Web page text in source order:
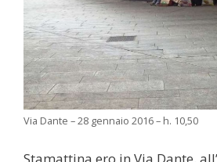
Via Dante – 28 gennaio 2016 – h. 10,50
Stamattina ero in Via Dante,